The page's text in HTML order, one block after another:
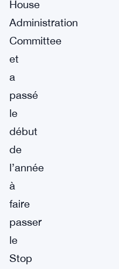
House
Administration
Committee
et
a
passé
le
début
de
l’année
à
faire
passer
le
Stop